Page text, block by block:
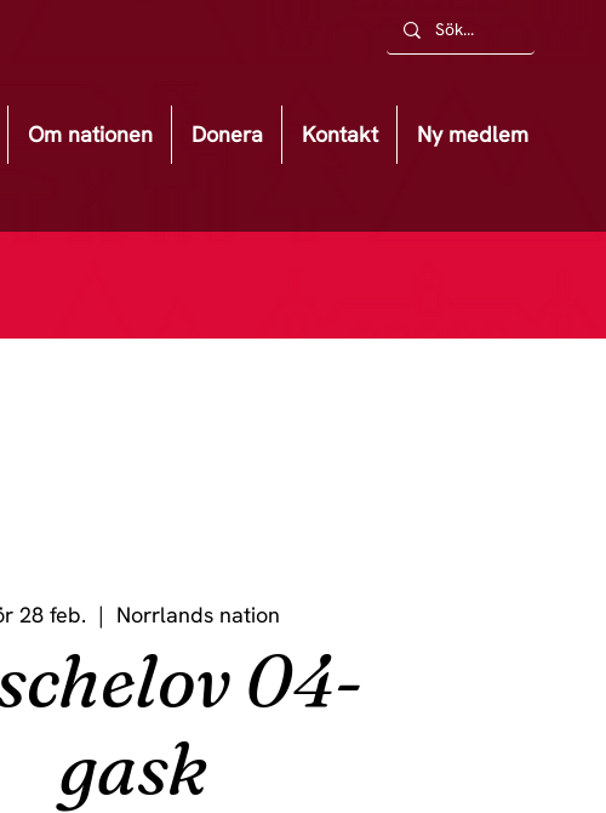
Om nationen Donera Kontakt Ny medlem
28 feb.
  |
Norrlands nation
04-
gask